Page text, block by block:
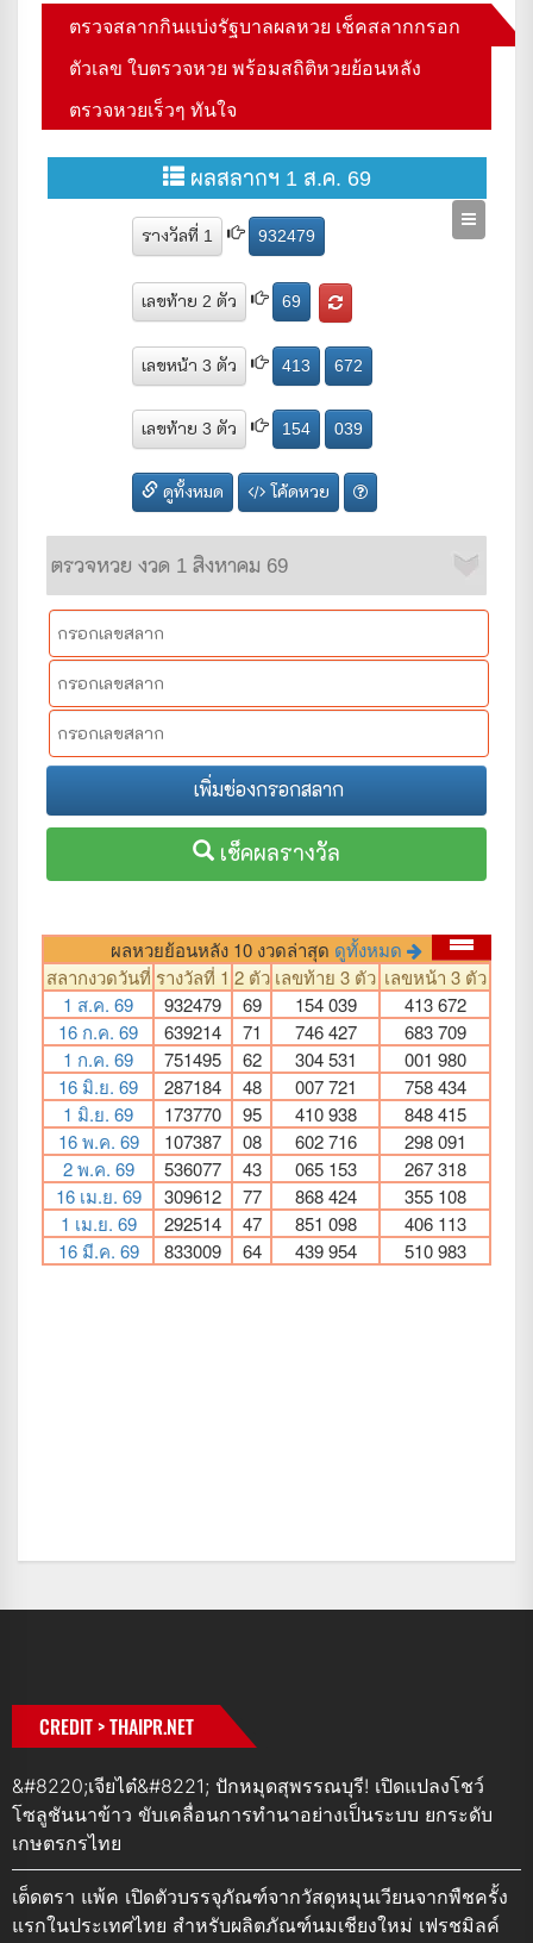
ตรวจสลากกินแบ่งรัฐบาลผลหวย เช็คสลากกรอก
ตัวเลข ใบตรวจหวย พร้อมสถิติหวยย้อนหลัง
ตรวจหวยเร็วๆ ทันใจ
CREDIT > THAIPR.NET
&#8220;เจียไต๋&#8221; ปักหมุดสุพรรณบุรี! เปิดแปลงโชว์
โซลูชันนาข้าว ขับเคลื่อนการทำนาอย่างเป็นระบบ ยกระดับ
เกษตรกรไทย
เต็ดตรา แพ้ค เปิดตัวบรรจุภัณฑ์จากวัสดุหมุนเวียนจากพืชครั้ง
แรกในประเทศไทย สำหรับผลิตภัณฑ์นมเชียงใหม่ เฟรชมิลค์